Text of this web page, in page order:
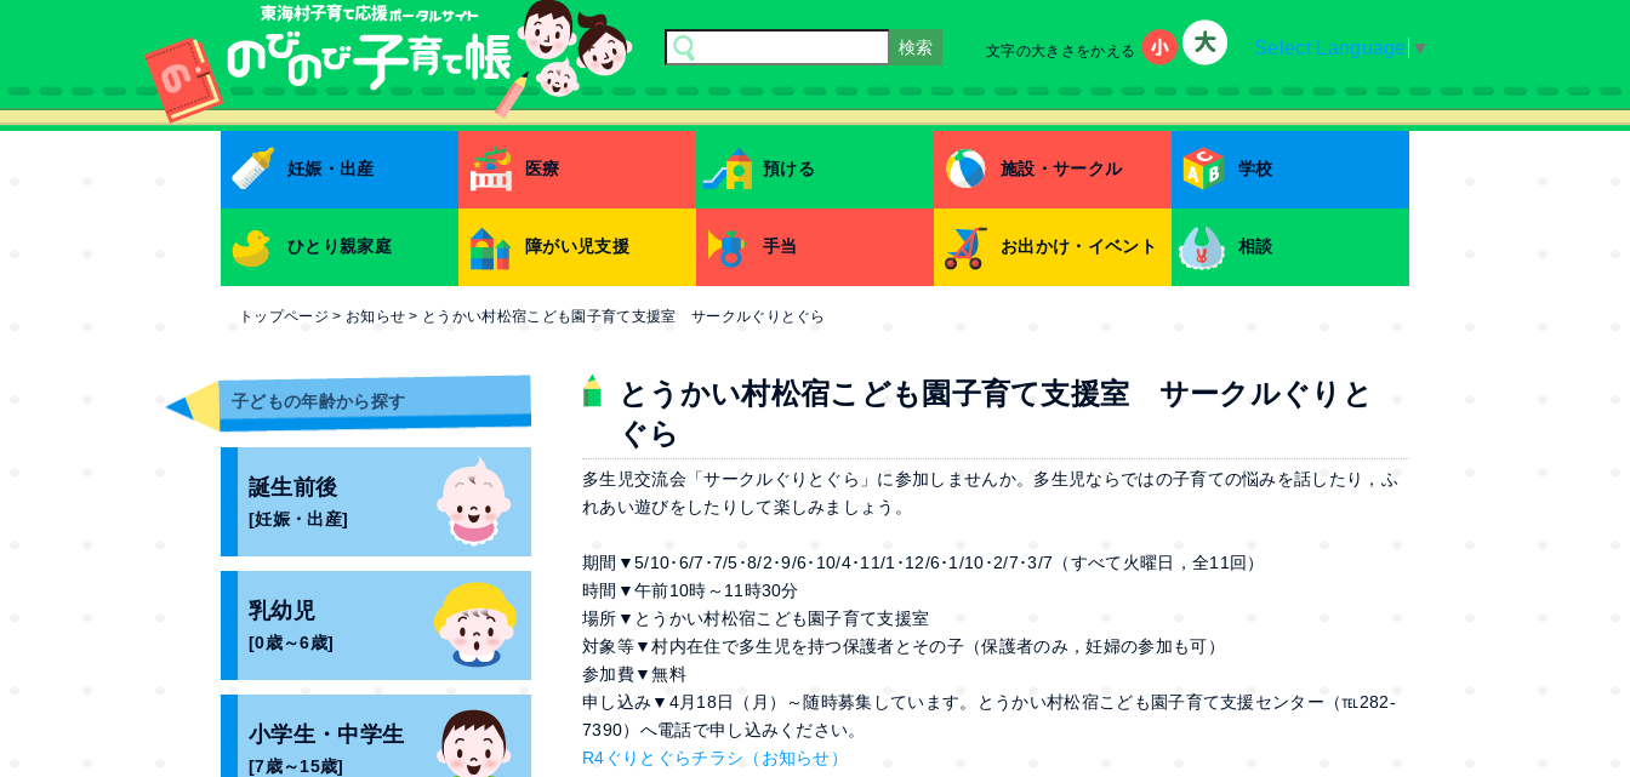
文字の大きさをかえる
Select Language ▼
妊娠・出産 医療 預ける 施設・サークル 学校
ひとり親家庭 障がい児支援 手当 お出かけ・イベント 相談
トップページ > お知らせ > とうかい村松宿こども園子育て支援室 サークルぐりとぐら
子どもの年齢から探す
誕生前後
[妊娠・出産]
乳幼児
[0歳～6歳]
小学生・中学生
[7歳～15歳]
とうかい村松宿こども園子育て支援室 サークルぐりと
ぐら
多生児交流会「サークルぐりとぐら」に参加しませんか。多生児ならではの子育ての悩みを話したり，ふ
れあい遊びをしたりして楽しみましょう。
期間▼5/10･6/7･7/5･8/2･9/6･10/4･11/1･12/6･1/10･2/7･3/7（すべて火曜日，全11回）
時間▼午前10時～11時30分
場所▼とうかい村松宿こども園子育て支援室
対象等▼村内在住で多生児を持つ保護者とその子（保護者のみ，妊婦の参加も可）
参加費▼無料
申し込み▼4月18日（月）～随時募集しています。とうかい村松宿こども園子育て支援センター（℡282-
7390）へ電話で申し込みください。
R4ぐりとぐらチラシ（お知らせ）